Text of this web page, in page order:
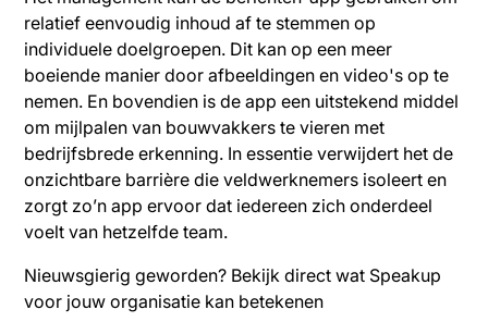
relatief eenvoudig inhoud af te stemmen op
individuele doelgroepen. Dit kan op een meer
boeiende manier door afbeeldingen en video's op te
nemen. En bovendien is de app een uitstekend middel
om mijlpalen van bouwvakkers te vieren met
bedrijfsbrede erkenning. In essentie verwijdert het de
onzichtbare barrière die veldwerknemers isoleert en
zorgt zo’n app ervoor dat iedereen zich onderdeel
voelt van hetzelfde team.
Nieuwsgierig geworden? Bekijk direct wat Speakup
voor jouw organisatie kan betekenen